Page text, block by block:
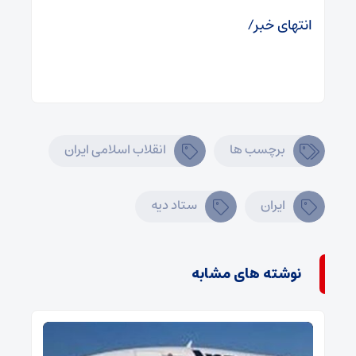
انتهای خبر/
برچسب ها انقلاب اسلامی ایران
ایران ستاد دیه
نوشته های مشابه